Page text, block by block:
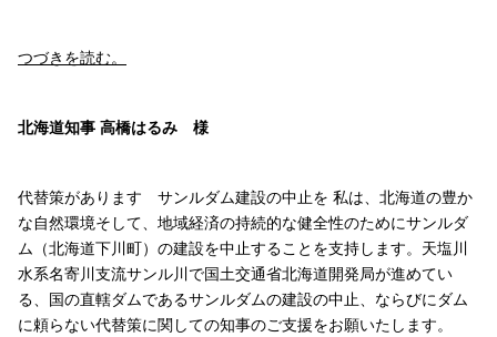
つづきを読む。
北海道知事 高橋はるみ 様
代替策があります サンルダム建設の中止を 私は、北海道の豊か
な自然環境そして、地域経済の持続的な健全性のためにサンルダ
ム（北海道下川町）の建設を中止することを支持します。天塩川
水系名寄川支流サンル川で国土交通省北海道開発局が進めてい
る、国の直轄ダムであるサンルダムの建設の中止、ならびにダム
に頼らない代替策に関しての知事のご支援をお願いたします。